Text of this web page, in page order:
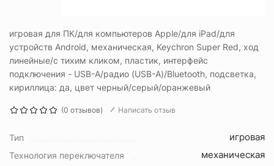
игровая для ПК/для компьютеров Apple/для iPad/для
устройств Android, механическая, Keychron Super Red, ход
линейные/с тихим кликом, пластик, интерфейс
подключения - USB-A/радио (USB-A)/Bluetooth, подсветка,
кириллица: да, цвет черный/серый/оранжевый
(0 отзывов) Написать отзыв
Тип игровая
Технология переключателя механическая